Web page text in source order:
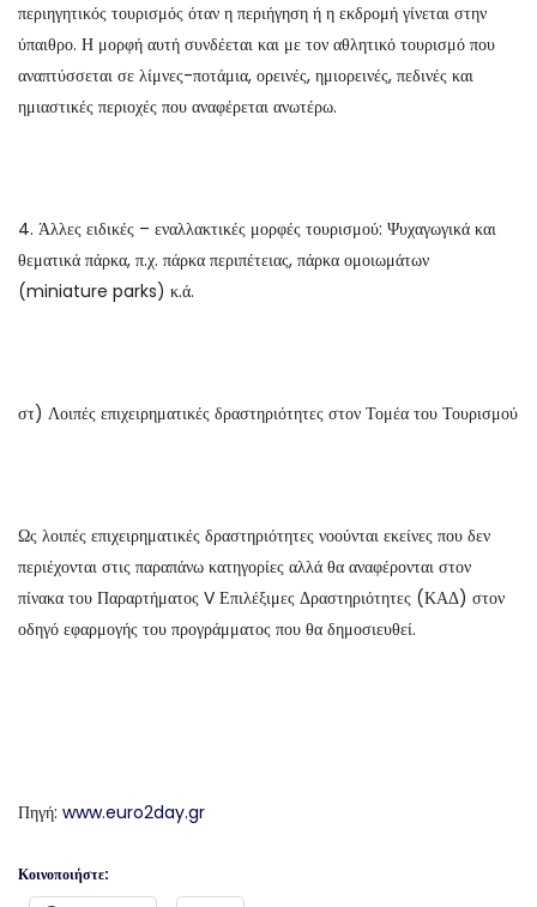
περιηγητικός τουρισμός όταν η περιήγηση ή η εκδρομή γίνεται στην
ύπαιθρο. Η μορφή αυτή συνδέεται και με τον αθλητικό τουρισμό που
αναπτύσσεται σε λίμνες-ποτάμια, ορεινές, ημιορεινές, πεδινές και
ημιαστικές περιοχές που αναφέρεται ανωτέρω.
4. Άλλες ειδικές – εναλλακτικές μορφές τουρισμού: Ψυχαγωγικά και
θεματικά πάρκα, π.χ. πάρκα περιπέτειας, πάρκα ομοιωμάτων
(miniature parks) κ.ά.
στ) Λοιπές επιχειρηματικές δραστηριότητες στον Τομέα του Τουρισμού
Ως λοιπές επιχειρηματικές δραστηριότητες νοούνται εκείνες που δεν
περιέχονται στις παραπάνω κατηγορίες αλλά θα αναφέρονται στον
πίνακα του Παραρτήματος V Επιλέξιμες Δραστηριότητες (ΚΑΔ) στον
οδηγό εφαρμογής του προγράμματος που θα δημοσιευθεί.
Πηγή: www.euro2day.gr
Κοινοποιήστε: